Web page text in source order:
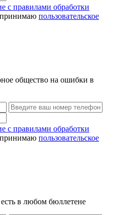
с правилами обработки
пользовательское
общество на ошибки в
с правилами обработки
пользовательское
в любом бюллетене